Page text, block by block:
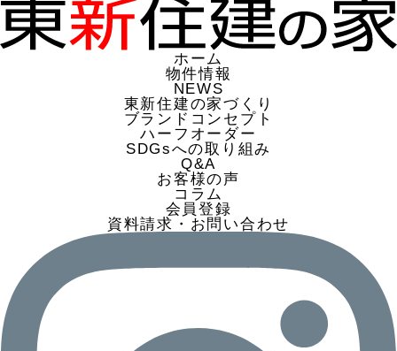
及び漏えい等を防止するため、不正アクセ
ス・コンピュータウイルス対策等の適切な情
報セキュリティ対策を講じます。
3.当社は、個人情報を取得する場合、適法
かつ公正な手段によって行い、個人情報の主
体である本人（以下、本人といいます）に対
し、個人情報の利用目的等について明示もし
くは通知するか、または当社ホームページに
4.当社は、要配慮個人情報について、個人
情報保護法に定める場合を除き、本人の同意
なく取得することをいたしません。
5.当社は、個人情報の利用は、利用目的の
範囲内で業務の遂行上必要な限りにおいて行
います。事前に本人に明示または公表した利
用目的以外の目的で利用するときは、個人情
報保護法等に定める場合を除き、本人の同意
ホーム
物件情報
NEWS
東新住建の家づくり
ブランドコンセプト
ハーフオーダー
SDGsへの取り組み
Q&A
お客様の声
コラム
会員登録
資料請求・お問い合わせ